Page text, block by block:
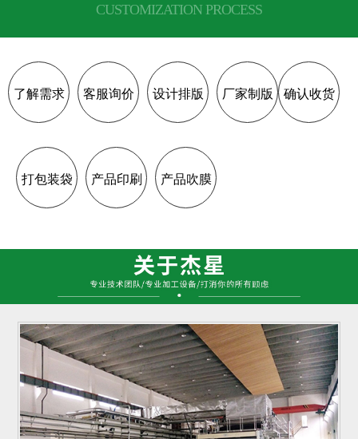
CUSTOMIZATION PROCESS
了解需求 客服询价 设计排版 厂家制版 确认收货
打包装袋 产品印刷 产品吹膜